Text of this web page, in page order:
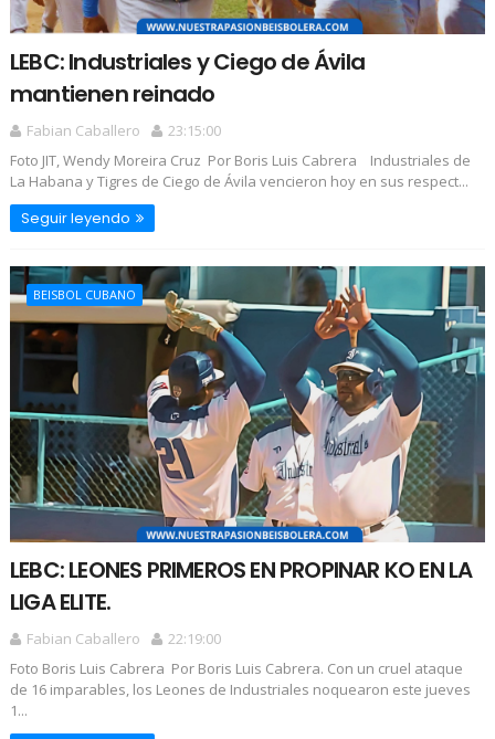
LEBC: Industriales y Ciego de Ávila
mantienen reinado
Fabian Caballero
23:15:00
Foto JIT, Wendy Moreira Cruz Por Boris Luis Cabrera Industriales de
La Habana y Tigres de Ciego de Ávila vencieron hoy en sus respect...
Seguir leyendo
BEISBOL CUBANO
LEBC: LEONES PRIMEROS EN PROPINAR KO EN LA
LIGA ELITE.
Fabian Caballero
22:19:00
Foto Boris Luis Cabrera Por Boris Luis Cabrera. Con un cruel ataque
de 16 imparables, los Leones de Industriales noquearon este jueves
1...